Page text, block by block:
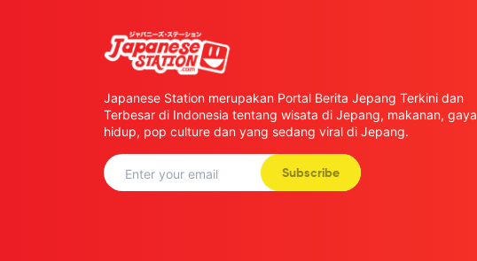
Japanese Station merupakan Portal Berita Jepang Terkini dan
Terbesar di Indonesia tentang wisata di Jepang, makanan, gaya
hidup, pop culture dan yang sedang viral di Jepang.
Subscribe